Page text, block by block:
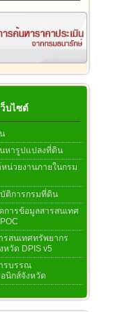
บไซต์
หารูปแปลงที่ดิน
หน่วยงานภายในกรม
ติการกรมที่ดิน
การข้อมูลสารสนเทศ
รสนเทศทรัพยากร
หวัด DPIS v5
รบรรณ
นิกส์จังหวัด